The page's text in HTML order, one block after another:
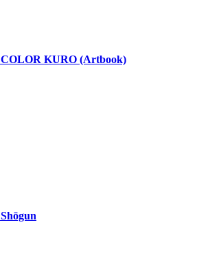
COLOR KURO (Artbook)
Shōgun